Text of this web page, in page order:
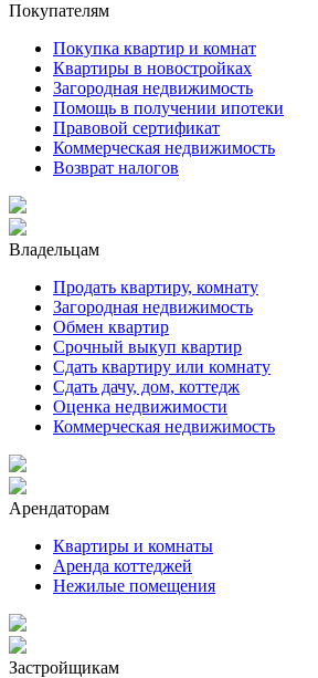
Покупателям
Покупка квартир и комнат
Квартиры в новостройках
Загородная недвижимость
Помощь в получении ипотеки
Правовой сертификат
Коммерческая недвижимость
Возврат налогов
Владельцам
Продать квартиру, комнату
Загородная недвижимость
Обмен квартир
Срочный выкуп квартир
Сдать квартиру или комнату
Сдать дачу, дом, коттедж
Оценка недвижимости
Коммерческая недвижимость
Арендаторам
Квартиры и комнаты
Аренда коттеджей
Нежилые помещения
Застройщикам